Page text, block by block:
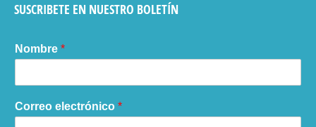
SUSCRIBETE EN NUESTRO BOLETÍN
Nombre *
Correo electrónico *